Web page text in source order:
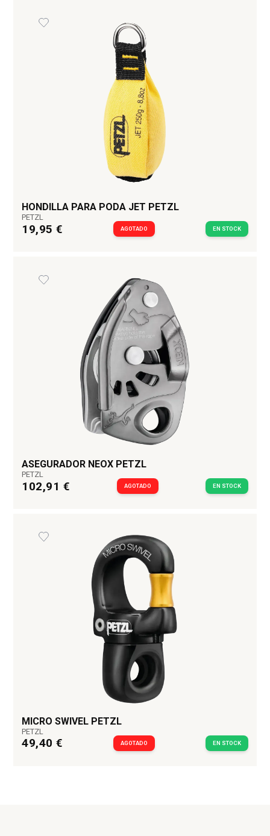
HONDILLA PARA PODA JET PETZL
PETZL
19,95 € AGOTADO EN STOCK
ASEGURADOR NEOX PETZL
PETZL
102,91 € AGOTADO EN STOCK
MICRO SWIVEL PETZL
PETZL
49,40 € AGOTADO EN STOCK